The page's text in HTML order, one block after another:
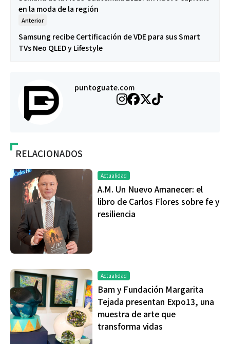
en la moda de la región
Anterior
Samsung recibe Certificación de VDE para sus Smart
TVs Neo QLED y Lifestyle
puntoguate.com
RELACIONADOS
Actualidad
A.M. Un Nuevo Amanecer: el
libro de Carlos Flores sobre fe y
resiliencia
Actualidad
Bam y Fundación Margarita
Tejada presentan Expo13, una
muestra de arte que
transforma vidas